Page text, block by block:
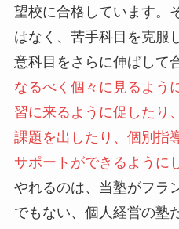
望校に合格しています。
はなく、苦手科目を克服
意科目をさらに伸ばして
なるべく個々に見るよう
習に来るように促したり
課題を出したり、個別指
サポートができるように
やれるのは、当塾がフラ
でもない、個人経営の塾